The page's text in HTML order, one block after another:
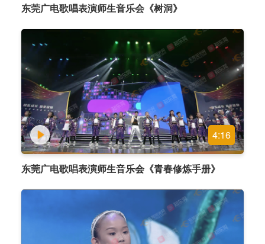
东莞广电歌唱表演师生音乐会《树洞》
4:16
东莞广电歌唱表演师生音乐会《青春修炼手册》